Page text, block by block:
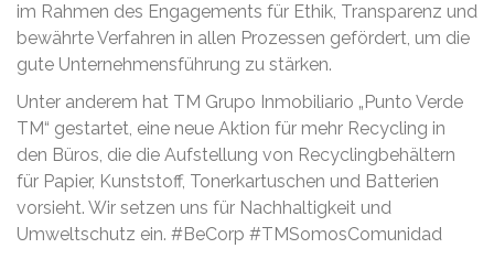
im Rahmen des Engagements für Ethik, Transparenz und
bewährte Verfahren in allen Prozessen gefördert, um die
gute Unternehmensführung zu stärken.
Unter anderem hat TM Grupo Inmobiliario „Punto Verde
TM“ gestartet, eine neue Aktion für mehr Recycling in
den Büros, die die Aufstellung von Recyclingbehältern
für Papier, Kunststoff, Tonerkartuschen und Batterien
vorsieht. Wir setzen uns für Nachhaltigkeit und
Umweltschutz ein. #BeCorp #TMSomosComunidad